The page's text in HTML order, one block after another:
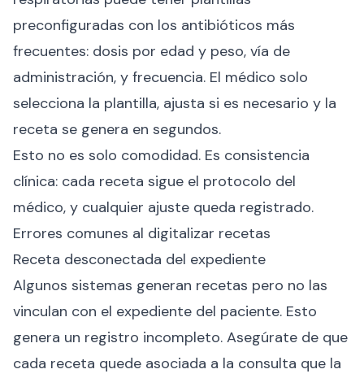
preconfiguradas con los antibióticos más
frecuentes: dosis por edad y peso, vía de
administración, y frecuencia. El médico solo
selecciona la plantilla, ajusta si es necesario y la
receta se genera en segundos.
Esto no es solo comodidad. Es consistencia
clínica: cada receta sigue el protocolo del
médico, y cualquier ajuste queda registrado.
Errores comunes al digitalizar recetas
Receta desconectada del expediente
Algunos sistemas generan recetas pero no las
vinculan con el expediente del paciente. Esto
genera un registro incompleto. Asegúrate de que
cada receta quede asociada a la consulta que la